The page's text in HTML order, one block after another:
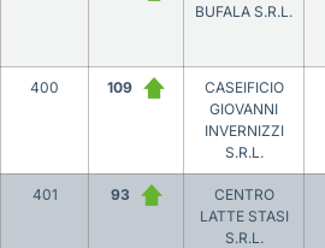
BUFALA S.R.L.
400 109
CASEIFICIO
GIOVANNI
INVERNIZZI
S.R.L.
401 93
CENTRO
LATTE STASI
S.R.L.